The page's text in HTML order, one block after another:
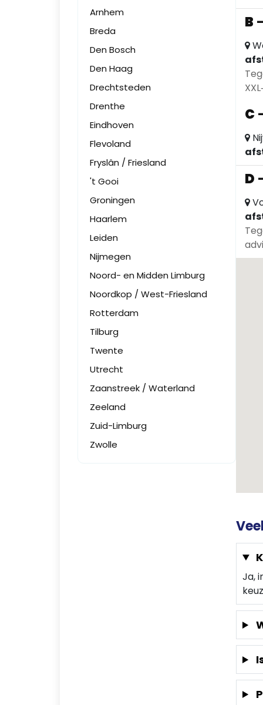
B
C
D
Ja,
Arnhem
Breda
Den Bosch
Den Haag
Drechtsteden
Drenthe
Eindhoven
Flevoland
Fryslân / Friesland
't Gooi
Groningen
Haarlem
Leiden
Nijmegen
Noord- en Midden Limburg
Noordkop / West-Friesland
Rotterdam
Tilburg
Twente
Utrecht
Zaanstreek / Waterland
Zeeland
Zuid-Limburg
Zwolle